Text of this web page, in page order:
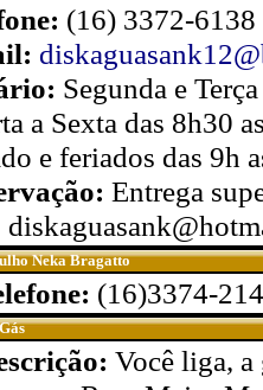
(16) 3372-6138
Segunda e
a Sexta das 8h30
e feriados das 9h
Entrega
Neka Bragatto
(16)3374-
Você liga, a